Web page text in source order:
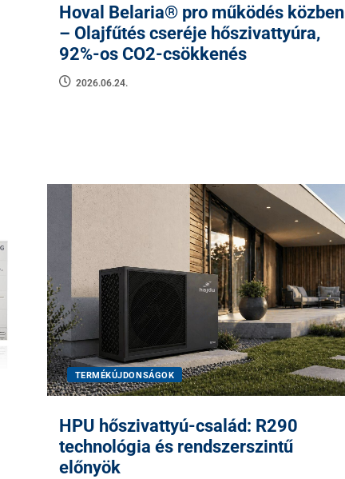
Hoval Belaria® pro működés közben
– Olajfűtés cseréje hőszivattyúra,
92%-os CO2-csökkenés
2026.06.24.
TERMÉKÚJDONSÁGOK
HPU hőszivattyú-család: R290
technológia és rendszerszintű
előnyök